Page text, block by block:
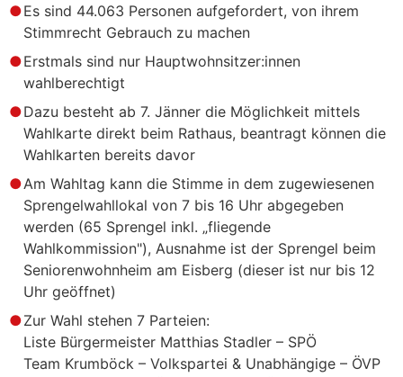
Es sind 44.063 Personen aufgefordert, von ihrem
Stimmrecht Gebrauch zu machen
Erstmals sind nur Hauptwohnsitzer:innen
wahlberechtigt
Dazu besteht ab 7. Jänner die Möglichkeit mittels
Wahlkarte direkt beim Rathaus, beantragt können die
Wahlkarten bereits davor
Am Wahltag kann die Stimme in dem zugewiesenen
Sprengelwahllokal von 7 bis 16 Uhr abgegeben
werden (65 Sprengel inkl. „fliegende
Wahlkommission"), Ausnahme ist der Sprengel beim
Seniorenwohnheim am Eisberg (dieser ist nur bis 12
Uhr geöffnet)
Zur Wahl stehen 7 Parteien:
Liste Bürgermeister Matthias Stadler – SPÖ
Team Krumböck – Volkspartei & Unabhängige – ÖVP